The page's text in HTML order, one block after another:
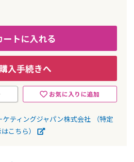
ートに入れる
購入手続きへ
お気に入りに追加
ケティングジャパン株式会社
（特定
こちら）